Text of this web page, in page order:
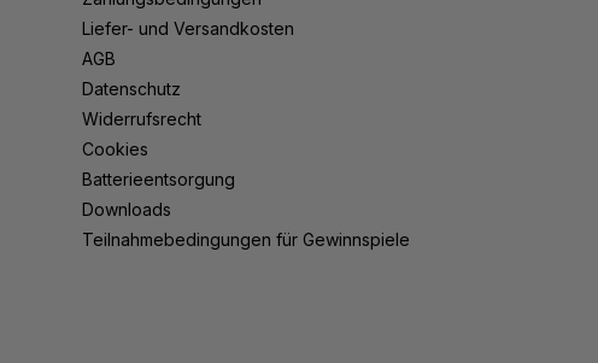
Liefer- und Versandkosten
AGB
Datenschutz
Widerrufsrecht
Cookies
Batterieentsorgung
Downloads
Teilnahmebedingungen für Gewinnspiele